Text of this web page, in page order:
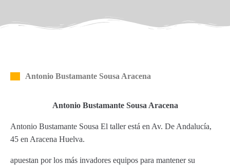
Antonio Bustamante Sousa Aracena
Antonio Bustamante Sousa Aracena
Antonio Bustamante Sousa El taller está en Av. De Andalucía,
45 en Aracena Huelva.
apuestan por los más invadores equipos para mantener su